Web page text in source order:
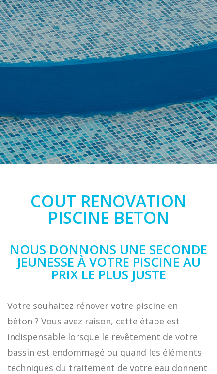
COUT RENOVATION
PISCINE BETON
NOUS DONNONS UNE SECONDE
JEUNESSE À VOTRE PISCINE AU
PRIX LE PLUS JUSTE
Votre souhaitez rénover votre piscine en
béton ? Vous avez raison, cette étape est
indispensable lorsque le revêtement de votre
bassin est endommagé ou quand les éléments
techniques du traitement de votre eau donnent